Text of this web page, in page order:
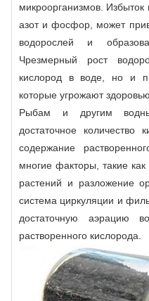
микроорганизмов. Избыток
азот и фосфор, может
водорослей и
Чрезмерный рост
кислород в воде, но и
которые угрожают
Рыбам и другим
достаточное
содержание
многие факторы, такие
растений и разложение
система циркуляции и
достаточную аэрацию
растворенного кислорода.